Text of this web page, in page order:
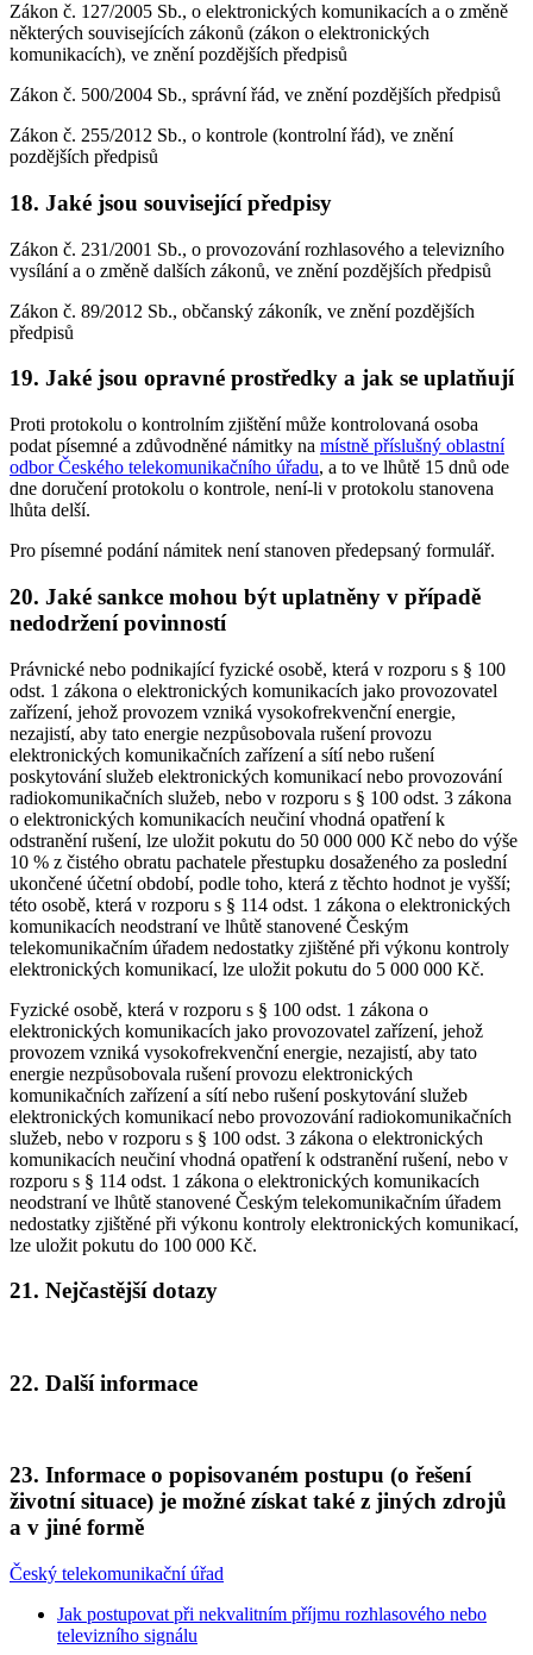
Zákon č. 127/2005 Sb., o elektronických komunikacích a o změně
některých souvisejících zákonů (zákon o elektronických
komunikacích), ve znění pozdějších předpisů
Zákon č. 500/2004 Sb., správní řád, ve znění pozdějších předpisů
Zákon č. 255/2012 Sb., o kontrole (kontrolní řád), ve znění
pozdějších předpisů
18. Jaké jsou související předpisy
Zákon č. 231/2001 Sb., o provozování rozhlasového a televizního
vysílání a o změně dalších zákonů, ve znění pozdějších předpisů
Zákon č. 89/2012 Sb., občanský zákoník, ve znění pozdějších
předpisů
19. Jaké jsou opravné prostředky a jak se uplatňují
Proti protokolu o kontrolním zjištění může kontrolovaná osoba
podat písemné a zdůvodněné námitky na místně příslušný oblastní
odbor Českého telekomunikačního úřadu, a to ve lhůtě 15 dnů ode
dne doručení protokolu o kontrole, není-li v protokolu stanovena
lhůta delší.
Pro písemné podání námitek není stanoven předepsaný formulář.
20. Jaké sankce mohou být uplatněny v případě
nedodržení povinností
Právnické nebo podnikající fyzické osobě, která v rozporu s § 100
odst. 1 zákona o elektronických komunikacích jako provozovatel
zařízení, jehož provozem vzniká vysokofrekvenční energie,
nezajistí, aby tato energie nezpůsobovala rušení provozu
elektronických komunikačních zařízení a sítí nebo rušení
poskytování služeb elektronických komunikací nebo provozování
radiokomunikačních služeb, nebo v rozporu s § 100 odst. 3 zákona
o elektronických komunikacích neučiní vhodná opatření k
odstranění rušení, lze uložit pokutu do 50 000 000 Kč nebo do výše
10 % z čistého obratu pachatele přestupku dosaženého za poslední
ukončené účetní období, podle toho, která z těchto hodnot je vyšší;
této osobě, která v rozporu s § 114 odst. 1 zákona o elektronických
komunikacích neodstraní ve lhůtě stanovené Českým
telekomunikačním úřadem nedostatky zjištěné při výkonu kontroly
elektronických komunikací, lze uložit pokutu do 5 000 000 Kč.
Fyzické osobě, která v rozporu s § 100 odst. 1 zákona o
elektronických komunikacích jako provozovatel zařízení, jehož
provozem vzniká vysokofrekvenční energie, nezajistí, aby tato
energie nezpůsobovala rušení provozu elektronických
komunikačních zařízení a sítí nebo rušení poskytování služeb
elektronických komunikací nebo provozování radiokomunikačních
služeb, nebo v rozporu s § 100 odst. 3 zákona o elektronických
komunikacích neučiní vhodná opatření k odstranění rušení, nebo v
rozporu s § 114 odst. 1 zákona o elektronických komunikacích
neodstraní ve lhůtě stanovené Českým telekomunikačním úřadem
nedostatky zjištěné při výkonu kontroly elektronických komunikací,
lze uložit pokutu do 100 000 Kč.
21. Nejčastější dotazy
22. Další informace
23. Informace o popisovaném postupu (o řešení
životní situace) je možné získat také z jiných zdrojů
a v jiné formě
Český telekomunikační úřad
Jak postupovat při nekvalitním příjmu rozhlasového nebo
televizního signálu